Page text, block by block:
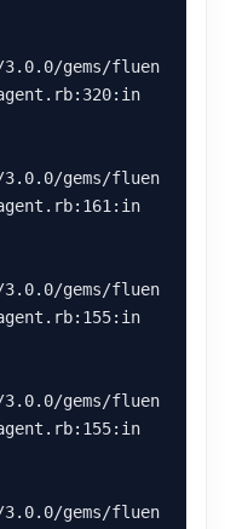
gems/fluen
gems/fluen
gems/fluen
gems/fluen
gems/fluen